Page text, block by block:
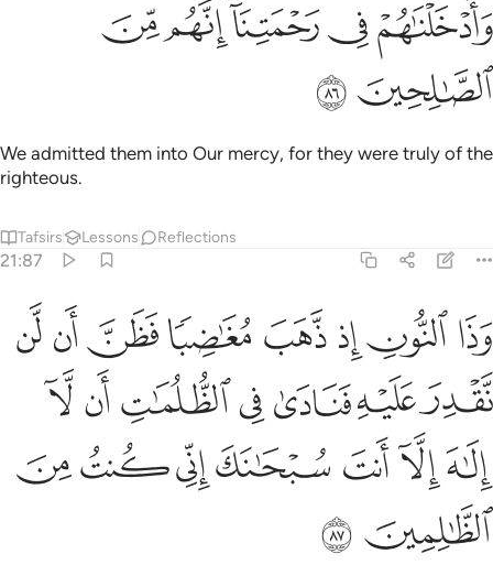
وَأَدْخَلْنَـٰهُمْ فِى رَحْمَتِنَآ ۖ إِنَّهُم مِّنَ ٱلصَّـٰلِحِينَ ٨٦
ﱶﱷﱸﱹﱺﱻ
ﱼﱽ
We admitted them into Our mercy, for they were truly of the
righteous.
Tafsirs Lessons Reflections
21:87
وذا النون اذ ذهب مغاضبا فظن ان لن نقدر عليه فنادى في الظلمات ان
وَذَا ٱلنُّونِ إِذ ذَّهَبَ مُغَـٰضِبًۭا فَظَنَّ أَن لَّن نَّقْدِرَ عَلَيْهِ فَنَادَىٰ
ﱾﱿﲀ ﲁ ﲂﲃﲄﲅ
ﲆﲇﲈﲉﲊﲋﲌ
ﲍﲎﲏ ﲐﲑﲒﲓ
ﲔ ﲕ